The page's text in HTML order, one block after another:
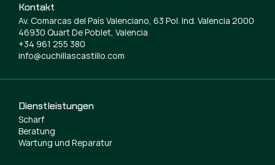
Dienstleistungen
Scharf
Beratung
Wartung und Reparatur
Kontakt
Av. Comarcas del País Valenciano, 63 Pol. Ind. Valencia 2000
46930 Quart De Poblet, Valencia
+34 961 255 380
info@cuchillascastillo.com